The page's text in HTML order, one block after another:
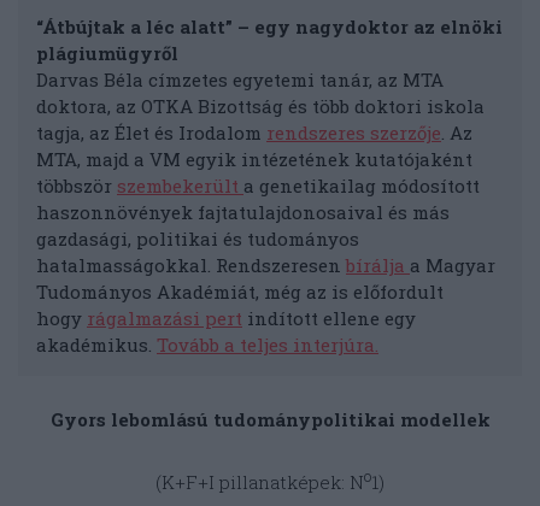
“Átbújtak a léc alatt” – egy nagydoktor az elnöki
plágiumügyről
Darvas Béla címzetes egyetemi tanár, az MTA
doktora, az OTKA Bizottság és több doktori iskola
tagja, az Élet és Irodalom rendszeres szerzője. Az
MTA, majd a VM egyik intézetének kutatójaként
többször szembekerült a genetikailag módosított
haszonnövények fajtatulajdonosaival és más
gazdasági, politikai és tudományos
hatalmasságokkal. Rendszeresen bírálja a Magyar
Tudományos Akadémiát, még az is előfordult
hogy rágalmazási pert indított ellene egy
akadémikus. Tovább a teljes interjúra.
Gyors lebomlású tudománypolitikai modellek
(K+F+I pillanatképek: No1)